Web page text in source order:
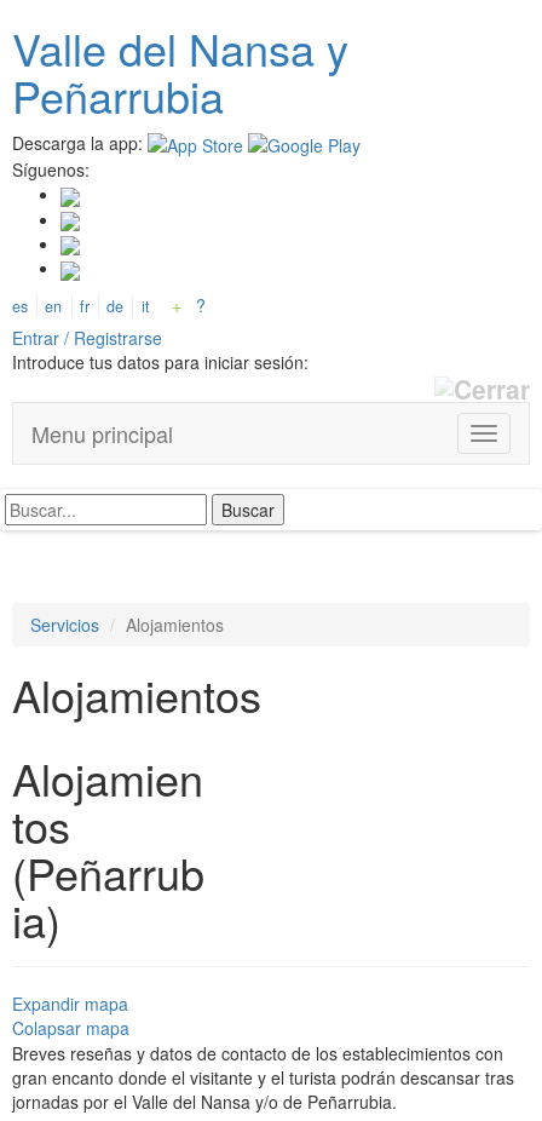
contenido
principal
Valle del Nansay
Peñarrubia
Descarga la app:
Síguenos:
es en fr de it +
?
Entrar / Registrarse
Introduce tus datos para iniciar sesión:
T
o
l
Menu principal
Servicios Alojamientos
Alojamientos
Alojamien
tos
(Peñarrub
ia)
Expandir mapa
Colapsar mapa
Breves reseñas y datos de contacto de los establecimientos con
gran encanto donde el visitante y el turista podrán descansar tras
jornadas por el Valle del Nansa y/o de Peñarrubia.